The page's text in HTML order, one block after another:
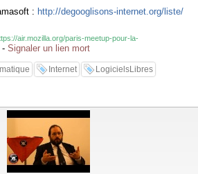
: http://degooglisons-internet.org/liste/
à permettre à chacun de disposer d'outils
qui favorisent la confidentialité des
où l'on peut utiliser plusieurs
et plusieurs canaux (email, SMS,
libre qui se veut intuitif est utilisable par le
caliopen.org/features
: https://caliopen.org/about
air.mozilla.org/paris-meetup-pour-la-
- Signaler un lien mort
Internet
LogicielsLibres